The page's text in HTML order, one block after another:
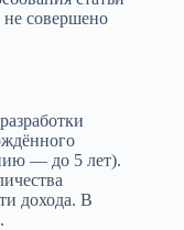
совершено
— до 5 лет).
дохода. В